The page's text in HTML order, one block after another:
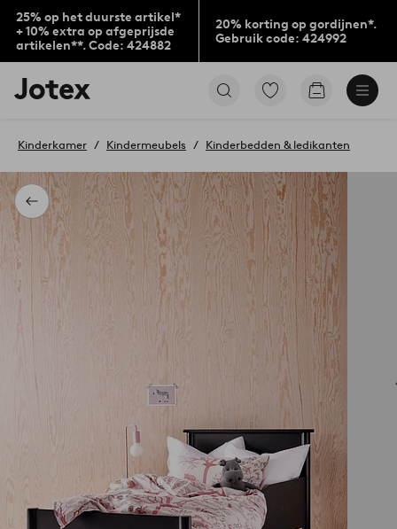
25% op het duurste artikel*
+ 10% extra op afgeprijsde
artikelen**. Code: 424882
20% korting op gordijnen*.
Gebruik code: 424992
Jotex
logo
to
home
page
Ga
gemarkeerde
Go
Terug
Kinderkamer Kindermeubels Kinderbedden & ledikanten